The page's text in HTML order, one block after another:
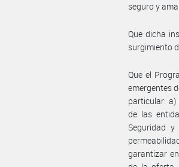
seguro y
Que dicha
surgimiento
Que el
emergentes
particular: a)
de las
Seguridad
garantizar